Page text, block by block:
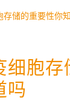
存储的重要性你
胞存
吗